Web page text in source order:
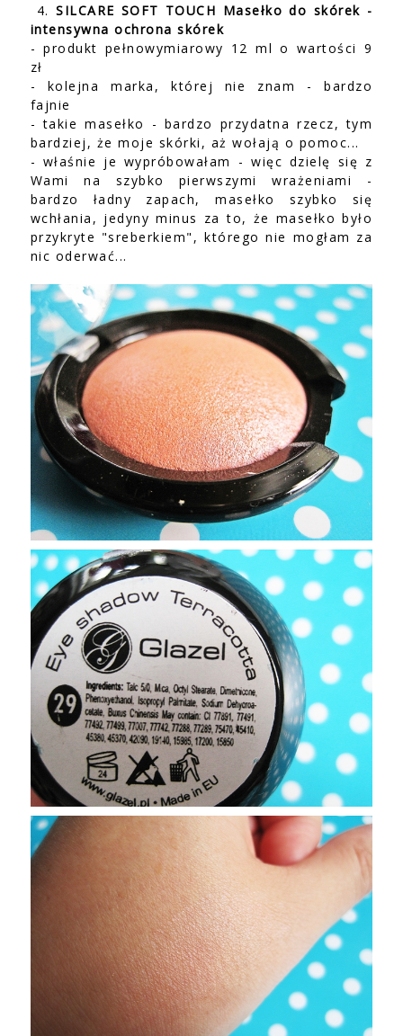
4.SILCARE SOFT TOUCH Masełko do skórek -
intensywna ochrona skórek
- produkt pełnowymiarowy 12 ml o wartości 9
zł
- kolejna marka, której nie znam - bardzo
fajnie
- takie masełko - bardzo przydatna rzecz, tym
bardziej, że moje skórki, aż wołają o pomoc...
- właśnie je wypróbowałam - więc dzielę się z
Wami na szybko pierwszymi wrażeniami -
bardzo ładny zapach, masełko szybko się
wchłania, jedyny minus za to, że masełko było
przykryte "sreberkiem", którego nie mogłam za
nic oderwać...